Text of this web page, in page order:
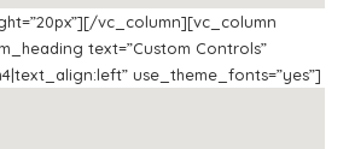
vc_column][vc_column
text=”Custom Controls”
use_theme_fonts=”yes”]